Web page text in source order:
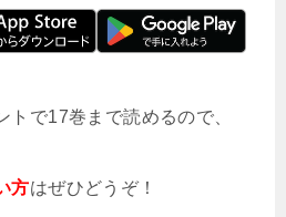
で17巻まで読めるので、
方はぜひどうぞ！